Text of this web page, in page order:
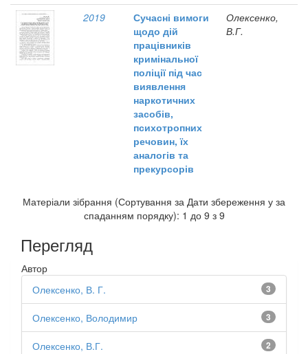
2019
Сучасні вимоги
щодо дій
працівників
кримінальної
поліції під час
виявлення
наркотичних
засобів,
психотропних
речовин, їх
аналогів та
прекурсорів
Олексенко,
В.Г.
Матеріали зібрання (Сортування за Дати збереження у за
спаданням порядку): 1 до 9 з 9
Перегляд
Автор
3
Олексенко, В. Г.
3
Олексенко, Володимир
2
Олексенко, В.Г.